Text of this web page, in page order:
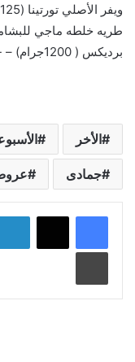
طريه خلطه ماجي
برديكس ( 1200جرام) – -ارز ابو كاس مزه بسمتي
الأخر
جمادى